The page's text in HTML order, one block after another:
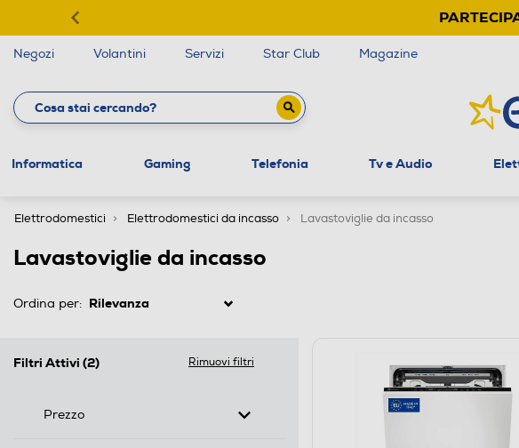
Negozi Volantini Servizi Star Club Magazine
Informatica Gaming Telefonia Tv e Audio
Elettrodomestici Elettrodomestici da incasso Lavastoviglie da incasso
Lavastoviglie da incasso
Ordina per:
Filtri Attivi (2) Rimuovi filtri
Prezzo